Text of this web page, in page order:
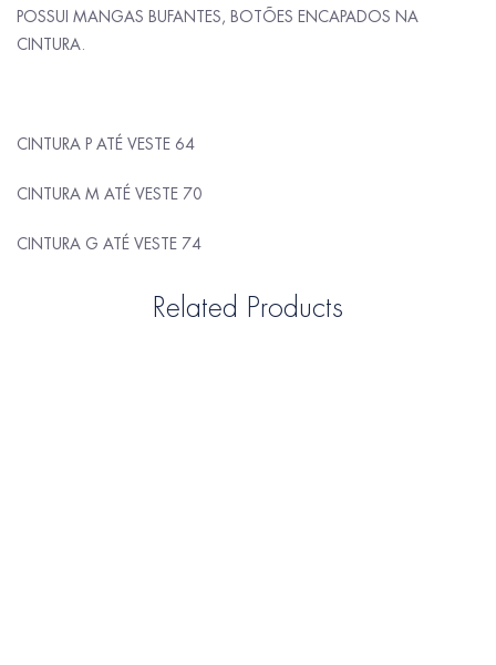
POSSUI MANGAS BUFANTES, BOTÕES ENCAPADOS NA
CINTURA.
CINTURA P ATÉ VESTE 64
CINTURA M ATÉ VESTE 70
CINTURA G ATÉ VESTE 74
Related Products